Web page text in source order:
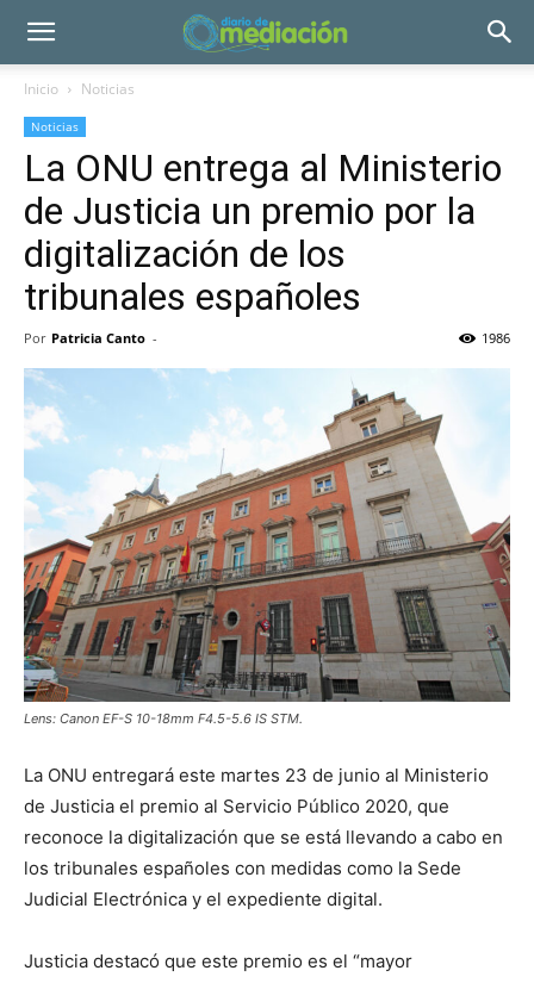
Inicio Noticias
Noticias
La ONU entrega al Ministerio
de Justicia un premio por la
digitalización de los
tribunales españoles
Por Patricia Canto - 1986
Lens: Canon EF-S 10-18mm F4.5-5.6 IS STM.
La ONU entregará este martes 23 de junio al Ministerio
de Justicia el premio al Servicio Público 2020, que
reconoce la digitalización que se está llevando a cabo en
los tribunales españoles con medidas como la Sede
Judicial Electrónica y el expediente digital.
Justicia destacó que este premio es el “mayor